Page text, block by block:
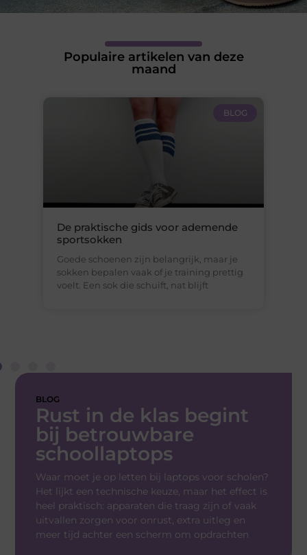
BLOG
Rust in de klas begint
bij betrouwbare
schoollaptops
Waar moet je op letten bij laptops voor scholen?
Het lijkt een technische keuze, maar het effect is
heel praktisch: apparaten die traag zijn of vaak
uitvallen zorgen voor onrust, extra uitleg en
meer tijd achter een scherm om opdrachten
Populaire artikelen van deze
maand
BLOG
De praktische gids voor ademende
sportsokken
Goede schoenen zijn belangrijk, maar je
sokken bepalen vaak of je training prettig
voelt. Een sok die schuift, nat blijft